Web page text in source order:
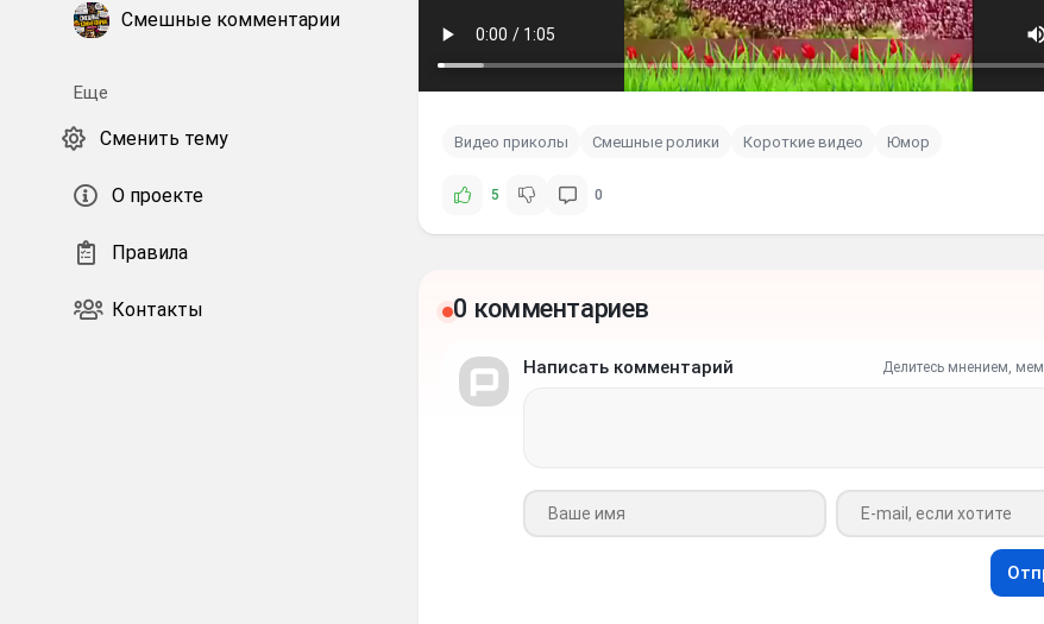
Смешные комментарии
Еще
Сменить тему
О проекте
Правила
Контакты
Видео приколы Смешные ролики Короткие видео Юмор
5 0
0 комментариев
Написать комментарий Делитесь мнением,
Ваше имя Ваш e-mail